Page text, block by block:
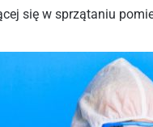
się w sprzątaniu